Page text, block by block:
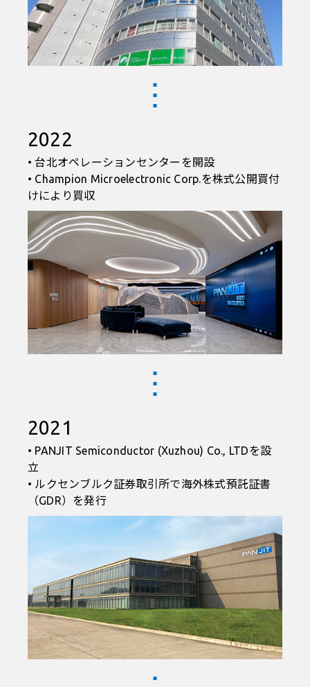
2022
• 台北オペレーションセンターを開設
• Champion Microelectronic Corp.を株式公開買付
けにより買収
2021
• PANJIT Semiconductor (Xuzhou) Co., LTDを設
立
• ルクセンブルク証券取引所で海外株式預託証書
（GDR）を発行